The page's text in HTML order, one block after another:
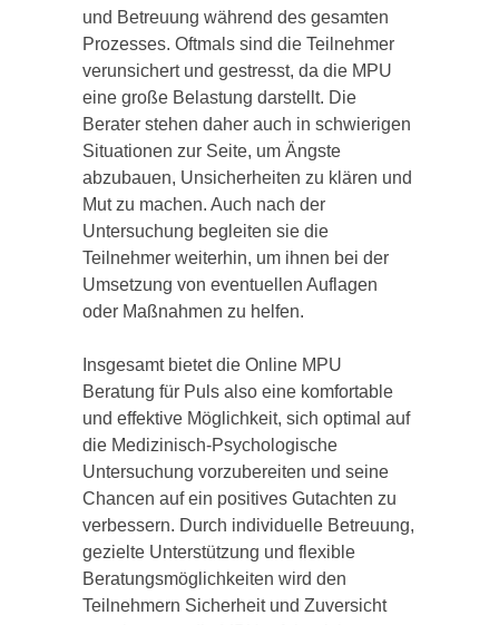
und Betreuung während des gesamten
Prozesses. Oftmals sind die Teilnehmer
verunsichert und gestresst, da die MPU
eine große Belastung darstellt. Die
Berater stehen daher auch in schwierigen
Situationen zur Seite, um Ängste
abzubauen, Unsicherheiten zu klären und
Mut zu machen. Auch nach der
Untersuchung begleiten sie die
Teilnehmer weiterhin, um ihnen bei der
Umsetzung von eventuellen Auflagen
oder Maßnahmen zu helfen.
Insgesamt bietet die Online MPU
Beratung für Puls also eine komfortable
und effektive Möglichkeit, sich optimal auf
die Medizinisch-Psychologische
Untersuchung vorzubereiten und seine
Chancen auf ein positives Gutachten zu
verbessern. Durch individuelle Betreuung,
gezielte Unterstützung und flexible
Beratungsmöglichkeiten wird den
Teilnehmern Sicherheit und Zuversicht